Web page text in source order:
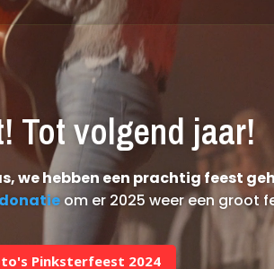
Tot volgend jaar!
we hebben een prachtig feest
donatie om er 2025 weer een groot
Pinksterfeest 2024